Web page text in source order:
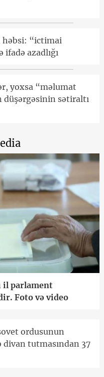
həbsi: “ictimai
azadlığı
yoxsa “məlumat
düşərgəsinin sətiraltı
il parlament
Foto və video
ordusunun
tutmasından 37